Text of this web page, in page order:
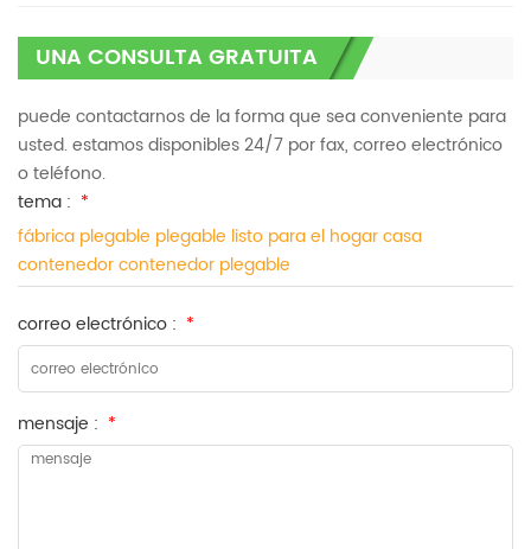
UNA CONSULTA GRATUITA
puede contactarnos de la forma que sea conveniente para
usted. estamos disponibles 24/7 por fax, correo electrónico
o teléfono.
tema : *
fábrica plegable plegable listo para el hogar casa
contenedor contenedor plegable
correo electrónico : *
mensaje : *